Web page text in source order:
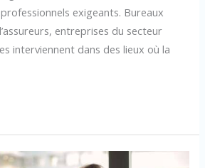
exigeants. Bureaux
entreprises du secteur
interviennent dans des lieux où la